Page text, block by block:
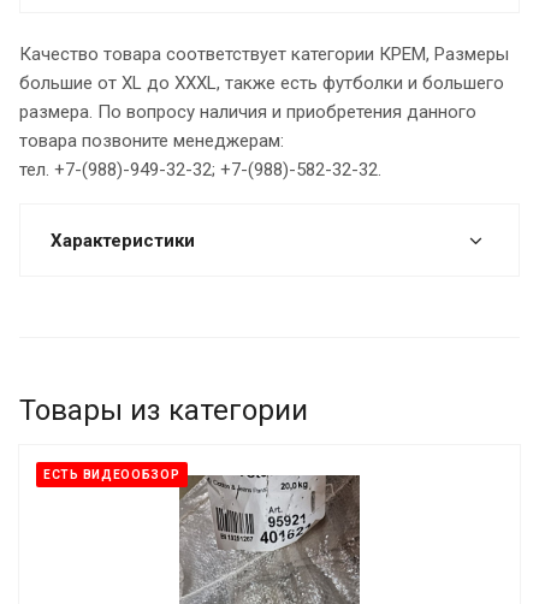
Качество товара соответствует категории КРЕМ, Размеры
большие от XL до XXXL, также есть футболки и большего
размера. По вопросу наличия и приобретения данного
товара позвоните менеджерам:
тел. +7-(988)-949-32-32; +7-(988)-582-32-32.
Характеристики
Товары из категории
ЕСТЬ ВИДЕООБЗОР